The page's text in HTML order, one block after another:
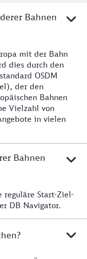
Bahnen
Bahnen bei der
mit der Bahn
dies durch den
OSDM
der den
Bahnen
Vielzahl von
in vielen
Bahnen
Bahnen kaufen?
reguläre Start-Ziel-
DB Navigator.